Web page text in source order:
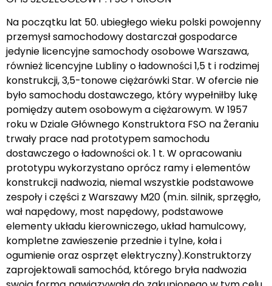
Na początku lat 50. ubiegłego wieku polski powojenny
przemysł samochodowy dostarczał gospodarce
jedynie licencyjne samochody osobowe Warszawa,
również licencyjne Lubliny o ładowności 1,5 t i rodzimej
konstrukcji, 3,5-tonowe ciężarówki Star. W ofercie nie
było samochodu dostawczego, który wypełniłby lukę
pomiędzy autem osobowym a ciężarowym. W 1957
roku w Dziale Głównego Konstruktora FSO na Żeraniu
trwały prace nad prototypem samochodu
dostawczego o ładowności ok. 1 t. W opracowaniu
prototypu wykorzystano oprócz ramy i elementów
konstrukcji nadwozia, niemal wszystkie podstawowe
zespoły i części z Warszawy M20 (m.in. silnik, sprzęgło,
wał napędowy, most napędowy, podstawowe
elementy układu kierowniczego, układ hamulcowy,
kompletne zawieszenie przednie i tylne, koła i
ogumienie oraz osprzęt elektryczny).Konstruktorzy
zaprojektowali samochód, którego bryła nadwozia